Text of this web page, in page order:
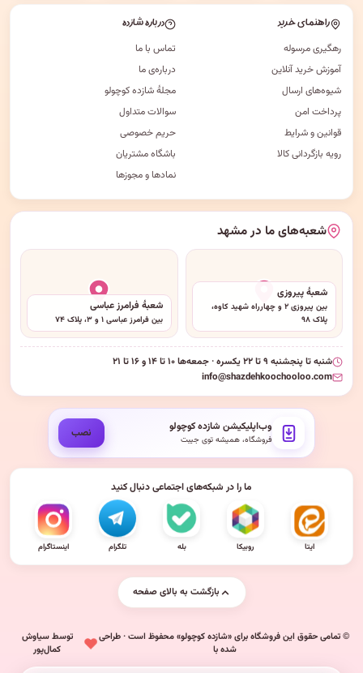
راهنمای خرید
رهگیری مرسوله
آموزش خرید آنلاین
شیوه‌های ارسال
پرداخت امن
قوانین و شرایط
رویه بازگردانی کالا
درباره شازده
تماس با ما
درباره‌ی ما
مجلهٔ شازده کوچولو
سوالات متداول
حریم خصوصی
باشگاه مشتریان
نمادها و مجوزها
شعبه‌های ما در مشهد
شعبهٔ پیروزی
بین پیروزی ۲ و چهارراه شهید کاوه،
پلاک ۹۸
شعبهٔ فرامرز عباسی
بین فرامرز عباسی ۱ و ۳، پلاک ۷۴
شنبه تا پنجشنبه ۹ تا ۲۲ یکسره · جمعه‌ها ۱۰ تا ۱۴ و ۱۶ تا ۲۱
info@shazdehkoochooloo.com
وب‌اپلیکیشن شازده کوچولو
فروشگاه، همیشه توی جیبت نصب
ما را در شبکه‌های اجتماعی دنبال کنید
ایتا روبیکا بله تلگرام اینستاگرام
بازگشت به بالای صفحه
© تمامی حقوق این فروشگاه برای «شازده کوچولو» محفوظ است · طراحی
شده با
توسط سیاوش
کمال‌پور